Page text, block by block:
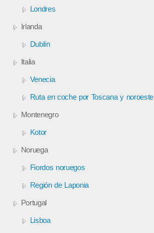
Londres
Irlanda
Dublín
Italia
Venecia
Ruta en coche por Toscana y noroeste
Montenegro
Kotor
Noruega
Fiordos noruegos
Región de Laponia
Portugal
Lisboa